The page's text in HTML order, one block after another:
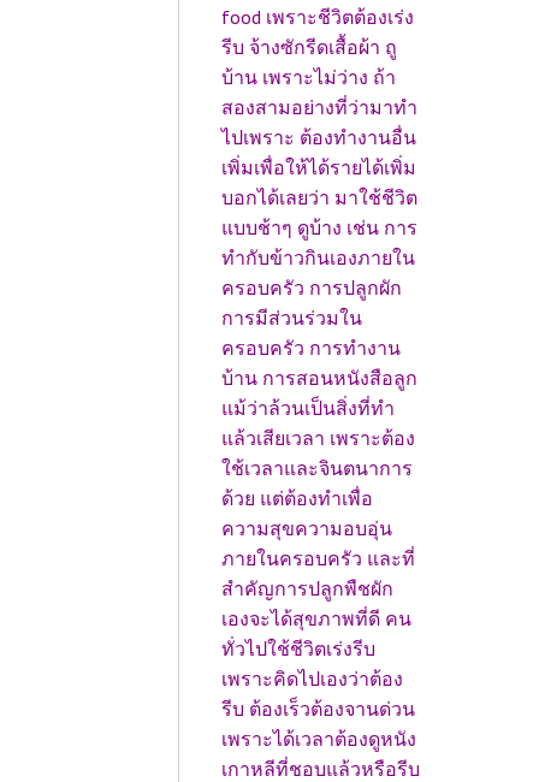
food เพราะชีวิตต้องเร่ง
รีบ จ้างซักรีดเสื้อผ้า ถู
บ้าน เพราะไม่ว่าง ถ้า
สองสามอย่างที่ว่ามาทำ
ไปเพราะ ต้องทำงานอื่น
เพิ่มเพื่อให้ได้รายได้เพิ่ม
บอกได้เลยว่า มาใช้ชีวิต
แบบช้าๆ ดูบ้าง เช่น การ
ทำกับข้าวกินเองภายใน
ครอบครัว การปลูกผัก
การมีส่วนร่วมใน
ครอบครัว การทำงาน
บ้าน การสอนหนังสือลูก
แม้ว่าล้วนเป็นสิ่งที่ทำ
แล้วเสียเวลา เพราะต้อง
ใช้เวลาและจินตนาการ
ด้วย แต่ต้องทำเพื่อ
ความสุขความอบอุ่น
ภายในครอบครัว และที่
สำคัญการปลูกพืชผัก
เองจะได้สุขภาพที่ดี คน
ทั่วไปใช้ชีวิตเร่งรีบ
เพราะคิดไปเองว่าต้อง
รีบ ต้องเร็วต้องจานด่วน
เพราะได้เวลาต้องดูหนัง
เกาหลีที่ชอบแล้วหรือรีบ